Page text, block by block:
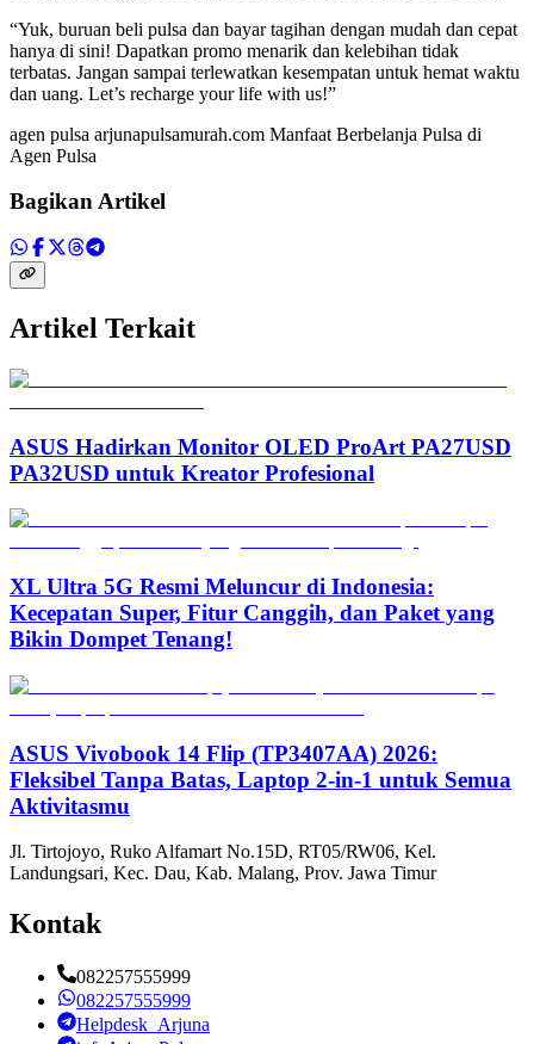
“Yuk, buruan beli pulsa dan bayar tagihan dengan mudah dan cepat
hanya di sini! Dapatkan promo menarik dan kelebihan tidak
terbatas. Jangan sampai terlewatkan kesempatan untuk hemat waktu
dan uang. Let’s recharge your life with us!”
agen pulsa arjunapulsamurah.com Manfaat Berbelanja Pulsa di
Agen Pulsa
Bagikan Artikel
Artikel Terkait
ASUS Hadirkan Monitor OLED ProArt PA27USD
PA32USD untuk Kreator Profesional
XL Ultra 5G Resmi Meluncur di Indonesia:
Kecepatan Super, Fitur Canggih, dan Paket yang
Bikin Dompet Tenang!
ASUS Vivobook 14 Flip (TP3407AA) 2026:
Fleksibel Tanpa Batas, Laptop 2-in-1 untuk Semua
Aktivitasmu
Jl. Tirtojoyo, Ruko Alfamart No.15D, RT05/RW06, Kel.
Landungsari, Kec. Dau, Kab. Malang, Prov. Jawa Timur
Kontak
082257555999
082257555999
Helpdesk_Arjuna